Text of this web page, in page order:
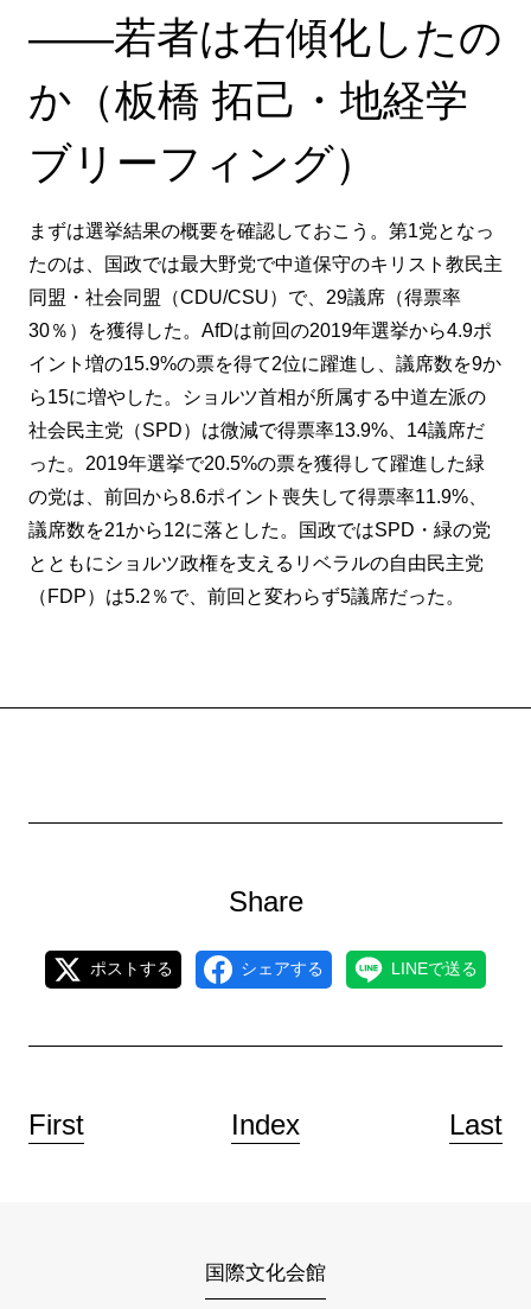
――若者は右傾化したの
か（板橋 拓己・地経学
ブリーフィング）
まずは選挙結果の概要を確認しておこう。第1党となっ
たのは、国政では最大野党で中道保守のキリスト教民主
同盟・社会同盟（CDU/CSU）で、29議席（得票率
30％）を獲得した。AfDは前回の2019年選挙から4.9ポ
イント増の15.9%の票を得て2位に躍進し、議席数を9か
ら15に増やした。ショルツ首相が所属する中道左派の
社会民主党（SPD）は微減で得票率13.9%、14議席だ
った。2019年選挙で20.5%の票を獲得して躍進した緑
の党は、前回から8.6ポイント喪失して得票率11.9%、
議席数を21から12に落とした。国政ではSPD・緑の党
とともにショルツ政権を支えるリベラルの自由民主党
（FDP）は5.2％で、前回と変わらず5議席だった。
Share
ポストする シェアする LINEで送る
First Index Last
国際文化会館